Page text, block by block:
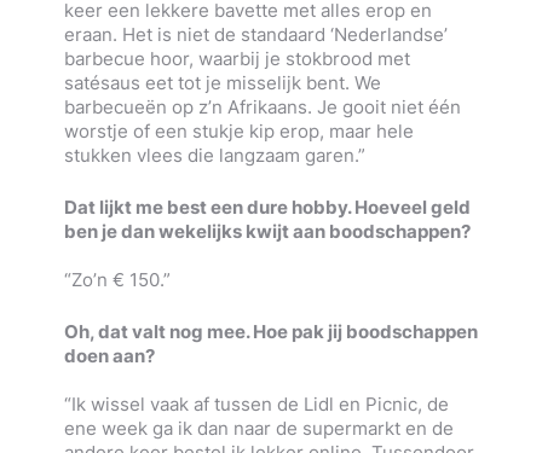
keer een lekkere bavette met alles erop en
eraan. Het is niet de standaard ‘Nederlandse’
barbecue hoor, waarbij je stokbrood met
satésaus eet tot je misselijk bent. We
barbecueën op z’n Afrikaans. Je gooit niet één
worstje of een stukje kip erop, maar hele
stukken vlees die langzaam garen.”
Dat lijkt me best een dure hobby. Hoeveel geld
ben je dan wekelijks kwijt aan boodschappen?
“Zo’n € 150.”
Oh, dat valt nog mee. Hoe pak jij boodschappen
doen aan?
“Ik wissel vaak af tussen de Lidl en Picnic, de
ene week ga ik dan naar de supermarkt en de